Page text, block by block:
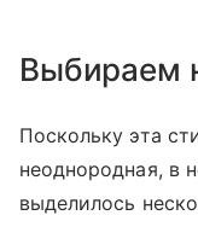
Выбираем
Поскольку эта
неоднородная, в
выделилось